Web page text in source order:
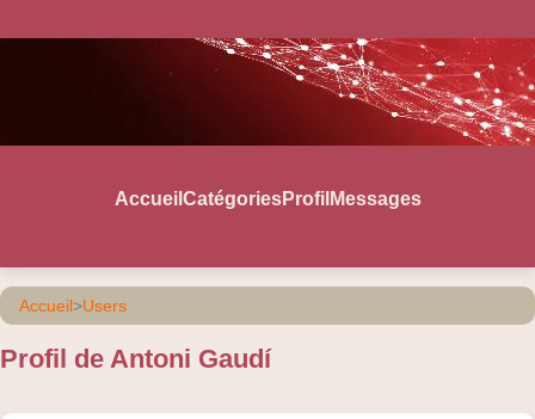
Accueil CatégoriesProfil Messages
Accueil>Users
Profil de Antoni Gaudí